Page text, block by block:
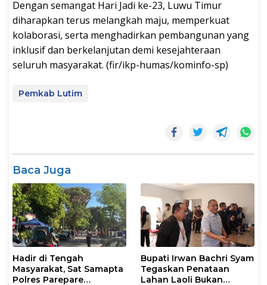
Dengan semangat Hari Jadi ke-23, Luwu Timur
diharapkan terus melangkah maju, memperkuat
kolaborasi, serta menghadirkan pembangunan yang
inklusif dan berkelanjutan demi kesejahteraan
seluruh masyarakat. (fir/ikp-humas/kominfo-sp)
Pemkab Lutim
Baca Juga
Hadir di Tengah
Masyarakat, Sat Samapta
Polres Parepare
Bupati Irwan Bachri Syam
Tegaskan Penataan
Lahan Laoli Bukan